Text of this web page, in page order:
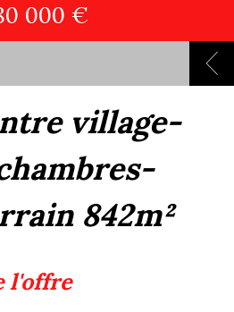
000 €
842m²
l'offre